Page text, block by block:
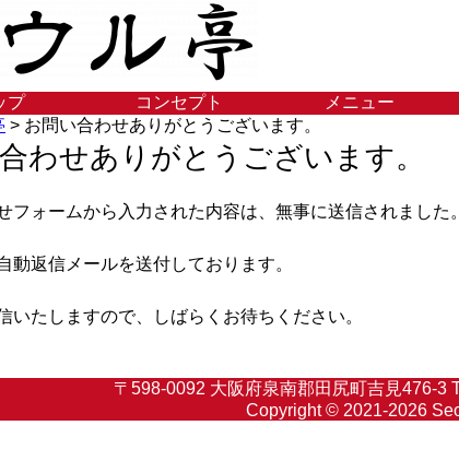
プ コンセプト メニュー
> お問い合わせありがとうございます。
わせありがとうございます。
フォームから入力された内容は、無事に送信されました。
動返信メールを送付しております。
いたしますので、しばらくお待ちください。
〒598-0092 大阪府泉南郡田尻町吉見476-
Copyright © 2021-2026